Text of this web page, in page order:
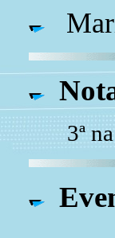
3ª